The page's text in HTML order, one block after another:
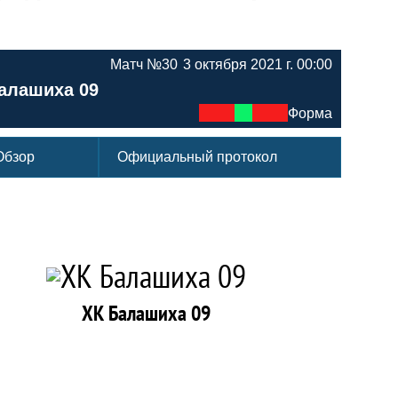
Матч №30 3 октября 2021 г. 00:00
09
Форма
Официальный протокол
ХК Балашиха 09